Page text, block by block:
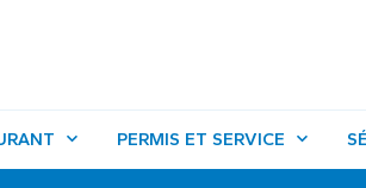
PERMIS ET SERVICE